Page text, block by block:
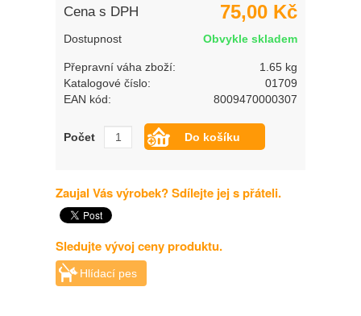
Cena s DPH 75,00 Kč
Dostupnost Obvykle skladem
Přepravní váha zboží:
1.65 kg
Katalogové číslo:
01709
EAN kód:
8009470000307
Počet
Zaujal Vás výrobek? Sdílejte jej s přáteli.
Sledujte vývoj ceny produktu.
Hlídací pes